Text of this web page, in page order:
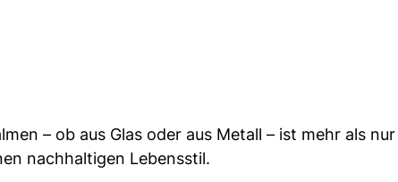
– ob aus Glas oder aus Metall – ist mehr als
nachhaltigen Lebensstil.